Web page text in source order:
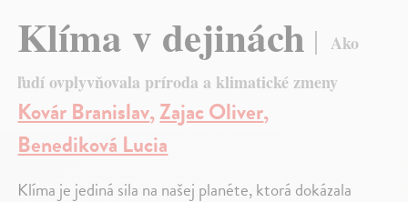
Klíma v dejinách
Ako
ľudí ovplyvňovala príroda a klimatické zmeny
Kovár Branislav,Zajac Oliver,
Benediková Lucia
Klíma je jediná sila na našej planéte, ktorá dokázala